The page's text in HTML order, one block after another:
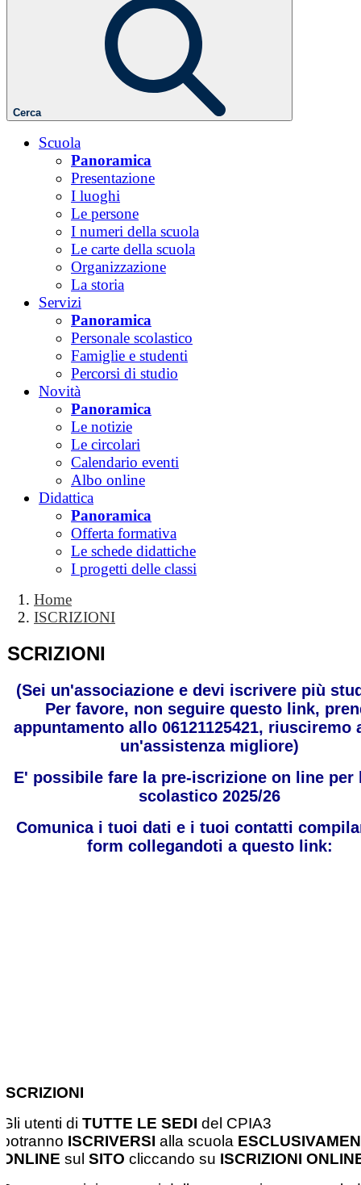
Cerca
Scuola
Panoramica
Presentazione
I luoghi
Le persone
I numeri della scuola
Le carte della scuola
Organizzazione
La storia
Servizi
Panoramica
Personale scolastico
Famiglie e studenti
Percorsi di studio
Novità
Panoramica
Le notizie
Le circolari
Calendario eventi
Albo online
Didattica
Panoramica
Offerta formativa
Le schede didattiche
I progetti delle classi
Home
ISCRIZIONI
ISCRIZIONI
(Sei un'associazione e devi iscrivere più
Per favore, non seguire questo link,
appuntamento allo 06121125421, riusciremo
un'assistenza migliore)
E' possibile fare la pre-iscrizione on line per
scolastico 2025/26
Comunica i tuoi dati e i tuoi contatti
form collegandoti a questo link:
ISCRIZIONI
Gli utenti di TUTTE LE SEDI del CPIA3
potranno ISCRIVERSI alla scuola
ONLINE sul SITO cliccando su ISCRIZIONI